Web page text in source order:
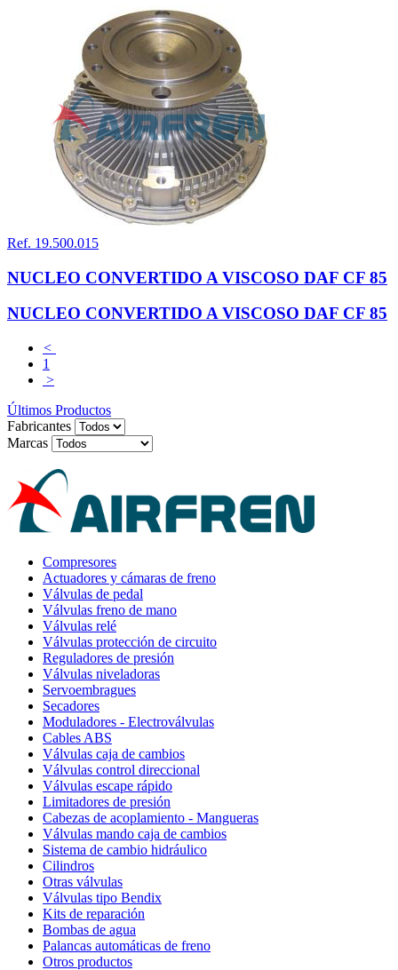
Ref. 19.500.015
NUCLEO CONVERTIDO A VISCOSO DAF CF 85
NUCLEO CONVERTIDO A VISCOSO DAF CF 85
<
1
>
Últimos Productos
Fabricantes
Marcas
Compresores
Actuadores y cámaras de freno
Válvulas de pedal
Válvulas freno de mano
Válvulas relé
Válvulas protección de circuito
Reguladores de presión
Válvulas niveladoras
Servoembragues
Secadores
Moduladores - Electroválvulas
Cables ABS
Válvulas caja de cambios
Válvulas control direccional
Válvulas escape rápido
Limitadores de presión
Cabezas de acoplamiento - Mangueras
Válvulas mando caja de cambios
Sistema de cambio hidráulico
Cilindros
Otras válvulas
Válvulas tipo Bendix
Kits de reparación
Bombas de agua
Palancas automáticas de freno
Otros productos